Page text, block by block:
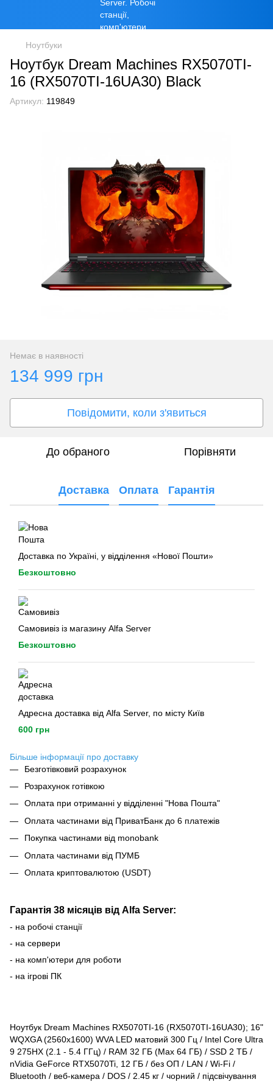
Ноутбуки
Ноутбук Dream Machines RX5070TI-
16 (RX5070TI-16UA30) Black
Артикул: 119849
Немає в наявності
134 999 грн
Повідомити, коли з'явиться
До обраного Порівняти
Доставка Оплата Гарантія
Доставка по Україні, у відділення «Нової Пошти»
Безкоштовно
Самовивіз із магазину Alfa Server
Безкоштовно
Адресна доставка від Alfa Server, по місту Київ
600 грн
Більше інформації про доставку
Безготівковий розрахунок
Розрахунок готівкою
Оплата при отриманні у відділенні "Нова Пошта"
Оплата частинами від ПриватБанк до 6 платежів
Покупка частинами від monobank
Оплата частинами від ПУМБ
Оплата криптовалютою (USDT)
Гарантія 38 місяців від Alfa Server:
- на робочі станції
- на сервери
- на комп'ютери для роботи
- на ігрові ПК
Ноутбук Dream Machines RX5070TI-16 (RX5070TI-16UA30); 16"
WQXGA (2560x1600) WVA LED матовий 300 Гц / Intel Core Ultra
9 275HX (2.1 - 5.4 ГГц) / RAM 32 ГБ (Max 64 ГБ) / SSD 2 ТБ /
nVidia GeForce RTX5070Ti, 12 ГБ / без ОП / LAN / Wi-Fi /
Bluetooth / веб-камера / DOS / 2.45 кг / чорний / підсвічування